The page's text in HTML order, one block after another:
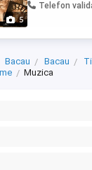
5
Telefon
Bacau Bacau
Muzica